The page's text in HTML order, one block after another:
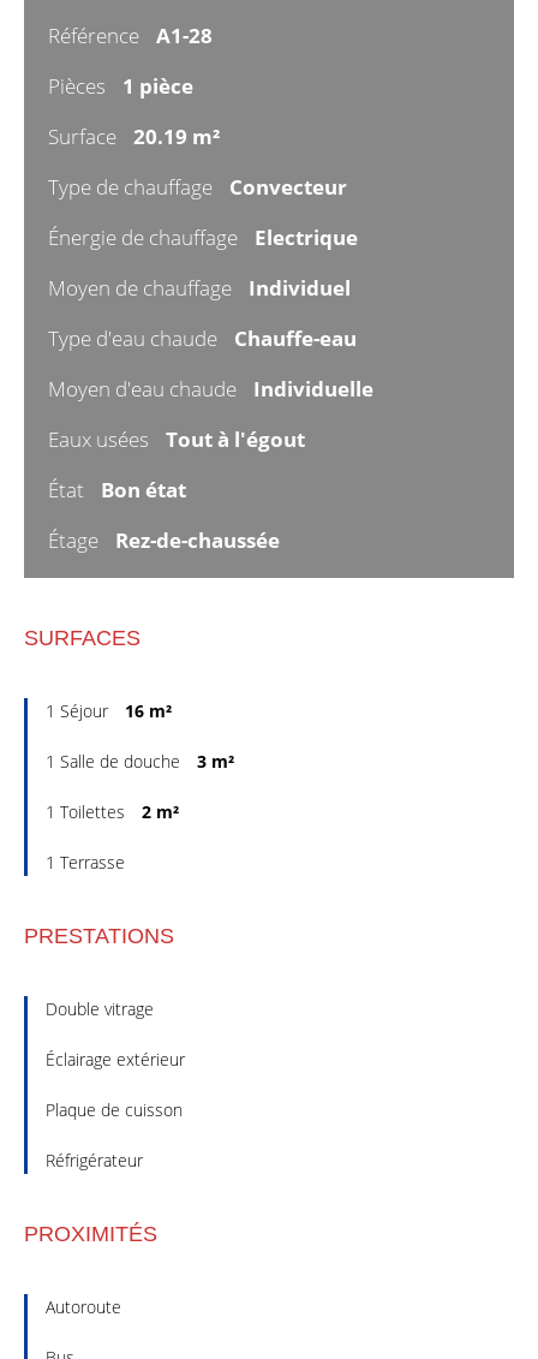
Référence
A1-28
Pièces
1 pièce
Surface
20.19 m²
Type de chauffage
Convecteur
Énergie de chauffage
Electrique
Moyen de chauffage
Individuel
Type d'eau chaude
Chauffe-eau
Moyen d'eau chaude
Individuelle
Eaux usées
Tout à l'égout
État
Bon état
Étage
Rez-de-chaussée
SURFACES
1 Séjour 16 m²
1 Salle de douche 3 m²
1 Toilettes 2 m²
1 Terrasse
PRESTATIONS
Double vitrage
Éclairage extérieur
Plaque de cuisson
Réfrigérateur
PROXIMITÉS
Autoroute